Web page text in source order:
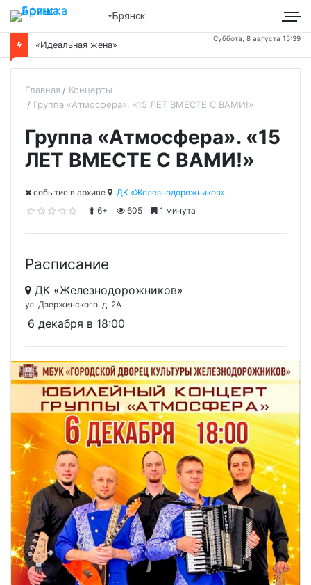
Брянск
«Идеальная жена»
Суббота, 8 августа 15:39
Главная
Концерты
Группа «Атмосфера». «15 ЛЕТ ВМЕСТЕ С ВАМИ!»
Группа «Атмосфера». «15
ЛЕТ ВМЕСТЕ С ВАМИ!»
cобытие в архиве
ДК «Железнодорожников»
6+
605 1 минута
Расписание
ДК «Железнодорожников»
ул. Дзержинского, д. 2А
6 декабря в 18:00